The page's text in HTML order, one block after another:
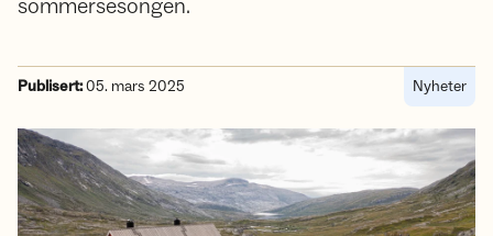
sommersesongen.
Publisert:05. mars 2025 Nyheter